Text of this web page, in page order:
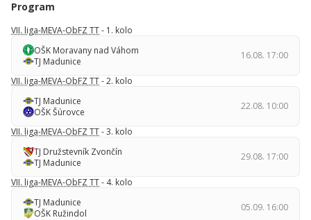
Program
VII. liga-MEVA-ObFZ TT- 1. kolo
OŠK Moravany nad Váhom
TJ Madunice
16.08. 17:00
VII. liga-MEVA-ObFZ TT- 2. kolo
TJ Madunice
OŠK Šúrovce
22.08. 10:00
VII. liga-MEVA-ObFZ TT- 3. kolo
TJ Družstevník Zvončín
TJ Madunice
29.08. 17:00
VII. liga-MEVA-ObFZ TT- 4. kolo
TJ Madunice
OŠK Ružindol
05.09. 16:00